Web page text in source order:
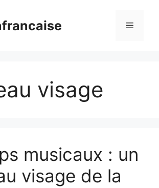
Menu
visage
musicaux : un
visage de la